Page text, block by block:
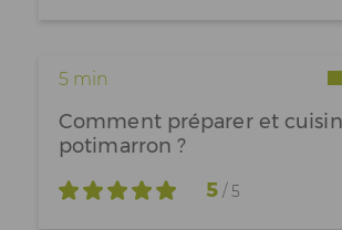
5 min
Comment préparer et
potimarron ?
5/ 5